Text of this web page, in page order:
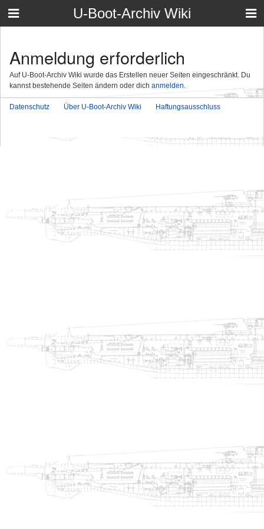
U-Boot-Archiv Wiki
Anmeldung erforderlich
Auf U-Boot-Archiv Wiki wurde das Erstellen neuer Seiten eingeschränkt. Du
kannst bestehende Seiten ändern oder dich anmelden
Datenschutz Über U-Boot-Archiv Wiki Haftungsausschluss